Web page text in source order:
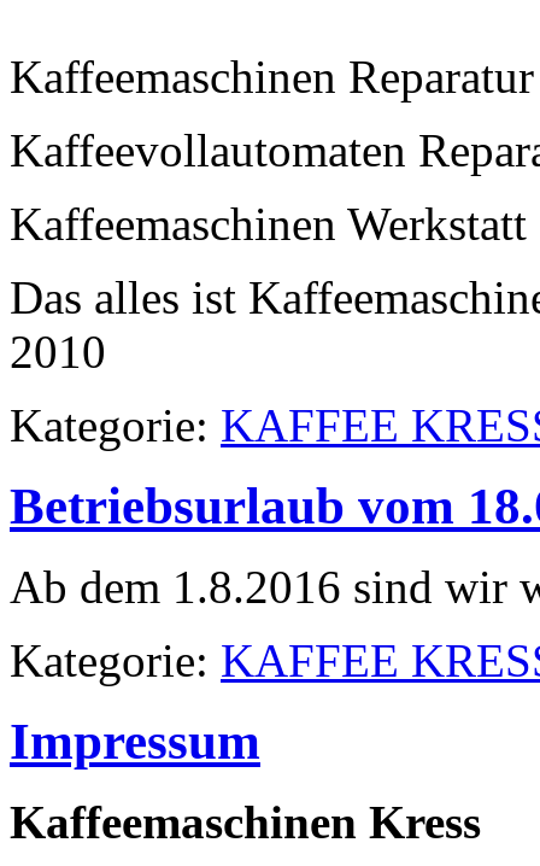
Kaffeemaschinen
Kaffeevollautomaten
Kaffeemaschinen
Das alles ist
2010
Kategorie: KAFFEE
Betriebsurlaub vom
Ab dem 1.8.2016 sind wir
Kategorie: KAFFEE
Impressum
Kaffeemaschinen Kress